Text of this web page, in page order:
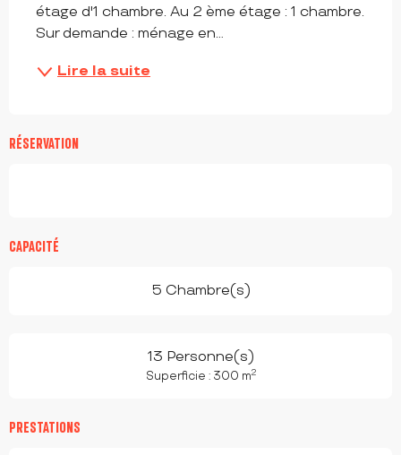
étage d'1 chambre. Au 2 ème étage : 1 chambre.
Sur demande : ménage en...
Lire la suite
RÉSERVATION
CAPACITÉ
5 Chambre(s)
13 Personne(s)
Superficie : 300 m2
PRESTATIONS